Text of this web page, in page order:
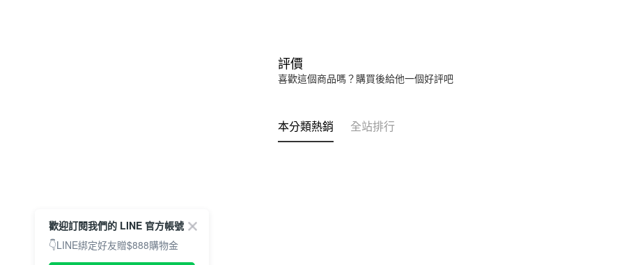
評價
喜歡這個商品嗎？購買後給他一個好評吧
本分類熱銷 全站排行
歡迎訂閱我們的 LINE 官方帳號
👇LINE綁定好友贈$888購物金